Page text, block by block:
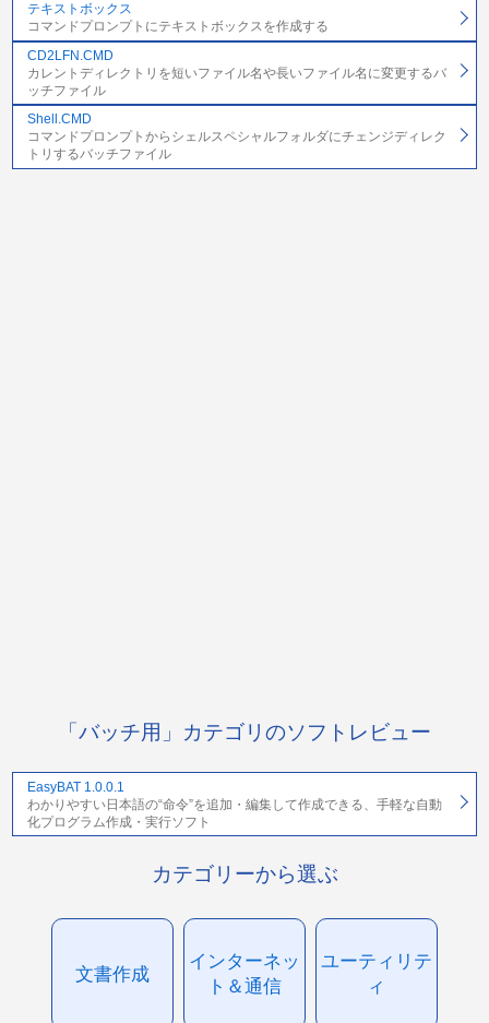
テキストボックス
コマンドプロンプトにテキストボックスを作成する
CD2LFN.CMD
カレントディレクトリを短いファイル名や長いファイル名に変更するバ
ッチファイル
Shell.CMD
コマンドプロンプトからシェルスペシャルフォルダにチェンジディレク
トリするバッチファイル
「バッチ用」カテゴリのソフトレビュー
EasyBAT 1.0.0.1
わかりやすい日本語の“命令”を追加・編集して作成できる、手軽な自動
化プログラム作成・実行ソフト
カテゴリーから選ぶ
文書作成
インターネッ
ト＆通信
ユーティリテ
ィ